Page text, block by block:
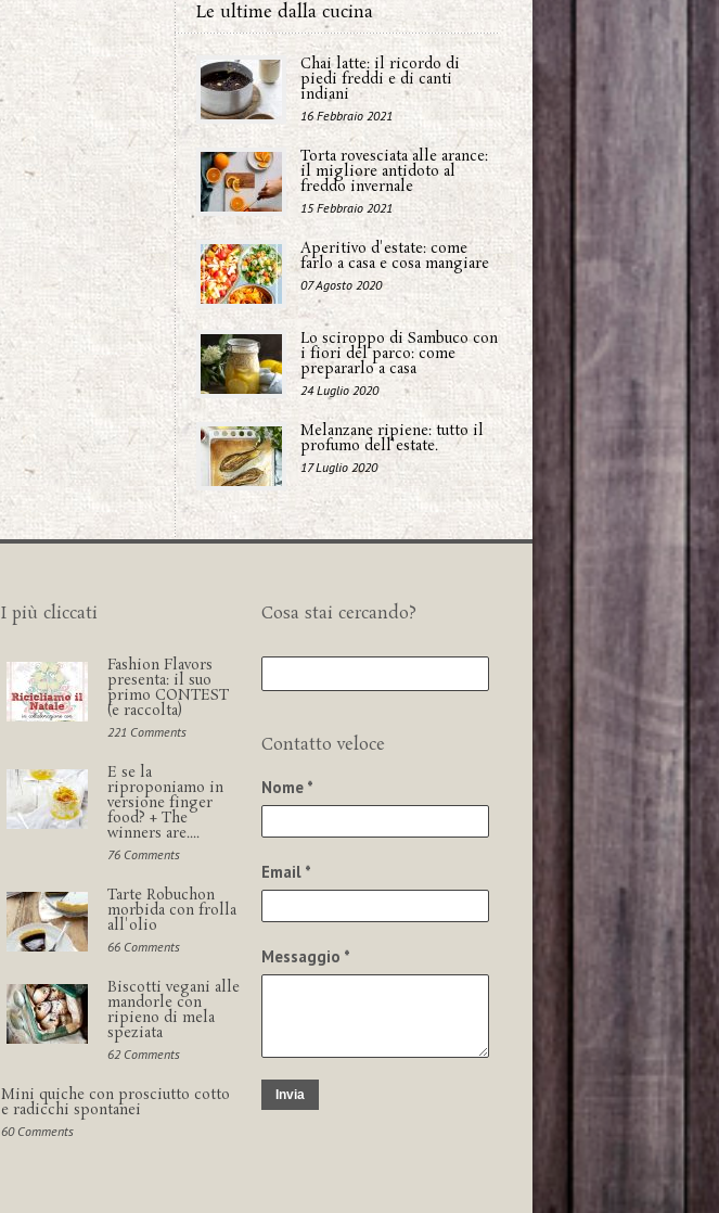
Le ultime dalla cucina
Chai latte: il ricordo di
piedi freddi e di canti
indiani
16 Febbraio 2021
Torta rovesciata alle arance:
il migliore antidoto al
freddo invernale
15 Febbraio 2021
Aperitivo d'estate: come
farlo a casa e cosa mangiare
07 Agosto 2020
Lo sciroppo di Sambuco con
i fiori del parco: come
prepararlo a casa
24 Luglio 2020
Melanzane ripiene: tutto il
profumo dell'estate.
17 Luglio 2020
I più cliccati
Fashion Flavors
presenta: il suo
primo CONTEST
(e raccolta)
221 Comments
E se la
riproponiamo in
versione finger
food? + The
winners are....
76 Comments
Tarte Robuchon
morbida con frolla
all'olio
66 Comments
Biscotti vegani alle
mandorle con
ripieno di mela
speziata
62 Comments
Mini quiche con prosciutto cotto
e radicchi spontanei
60 Comments
Cosa stai cercando?
Contatto veloce
Nome *
Email *
Messaggio *
Invia